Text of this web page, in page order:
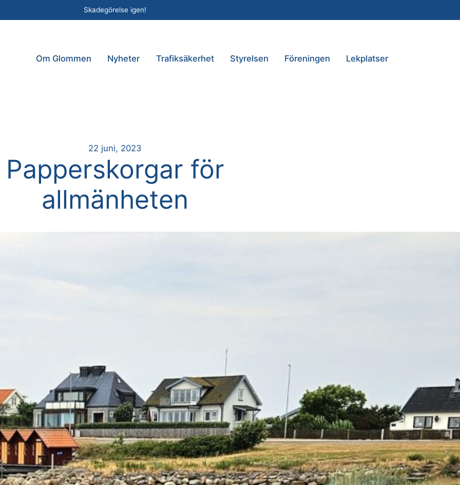
Skadegörelse igen!
Om Glommen Nyheter Trafiksäkerhet Styrelsen Föreningen Lekplatser
22 juni, 2023
Papperskorgar för
allmänheten